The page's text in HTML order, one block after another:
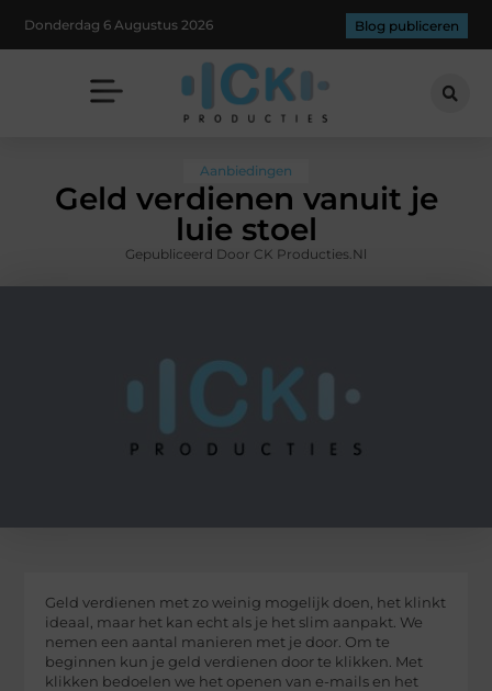
Donderdag 6 Augustus 2026 Blog publiceren
Aanbiedingen
Geld verdienen vanuit je
luie stoel
Gepubliceerd Door CK Producties.nl
Geld verdienen met zo weinig mogelijk doen, het klinkt
ideaal, maar het kan echt als je het slim aanpakt. We
nemen een aantal manieren met je door. Om te
beginnen kun je geld verdienen door te klikken. Met
klikken bedoelen we het openen van e-mails en het